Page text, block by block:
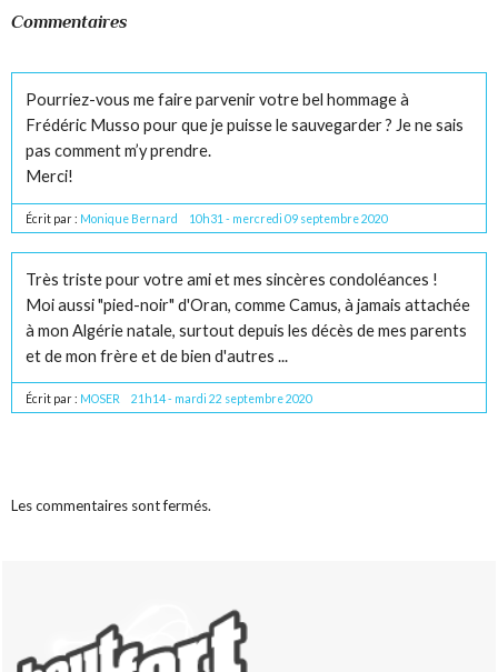
Commentaires
Pourriez-vous me faire parvenir votre bel hommage à
Frédéric Musso pour que je puisse le sauvegarder ? Je ne sais
pas comment m’y prendre.
Merci!
Écrit par : Monique Bernard 10h31 - mercredi 09 septembre 2020
Très triste pour votre ami et mes sincères condoléances !
Moi aussi "pied-noir" d'Oran, comme Camus, à jamais attachée
à mon Algérie natale, surtout depuis les décès de mes parents
et de mon frère et de bien d'autres ...
Écrit par : MOSER 21h14- mardi 22 septembre 2020
Les commentaires sont fermés.